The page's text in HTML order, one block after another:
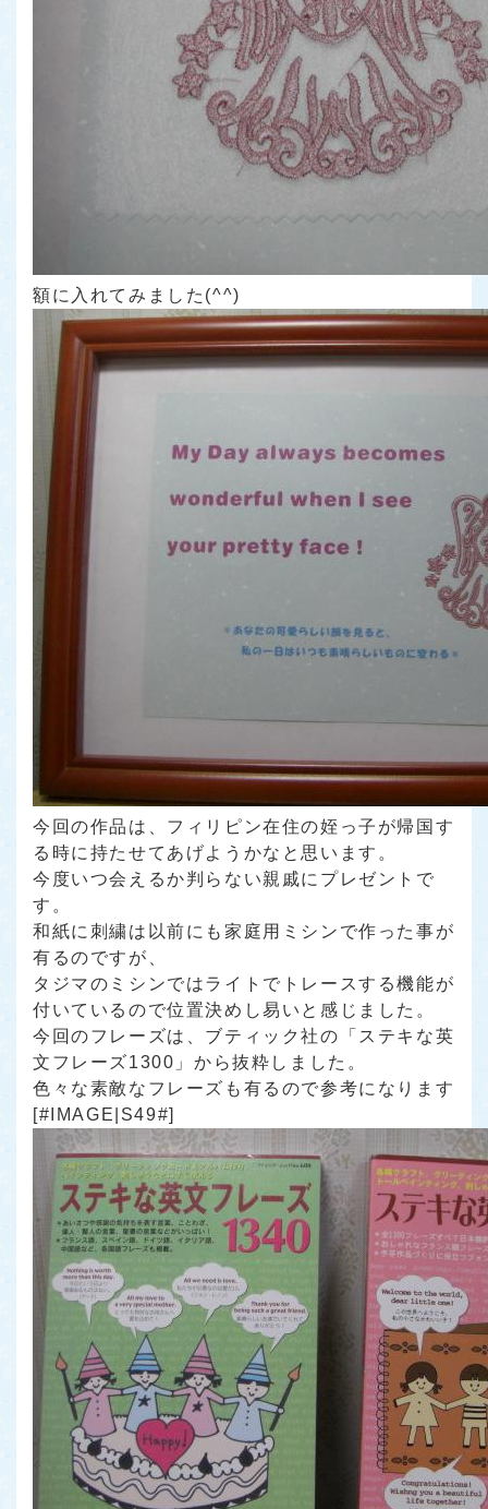
額に入れてみました(^^)
今回の作品は、フィリピン在住の姪っ子が帰国す
る時に持たせてあげようかなと思います。
今度いつ会えるか判らない親戚にプレゼントで
す。
和紙に刺繍は以前にも家庭用ミシンで作った事が
有るのですが、
タジマのミシンではライトでトレースする機能が
付いているので位置決めし易いと感じました。
今回のフレーズは、ブティック社の「ステキな英
文フレーズ1300」から抜粋しました。
色々な素敵なフレーズも有るので参考になります
[#IMAGE|S49#]